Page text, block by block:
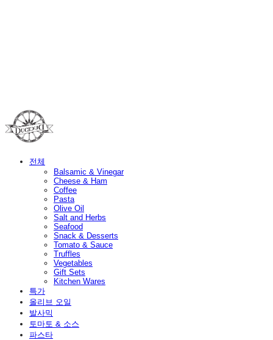
전체
Balsamic & Vinegar
Cheese & Ham
Coffee
Pasta
Olive Oil
Salt and Herbs
Seafood
Snack & Desserts
Tomato & Sauce
Truffles
Vegetables
Gift Sets
Kitchen Wares
특가
올리브 오일
발사믹
토마토 & 소스
파스타